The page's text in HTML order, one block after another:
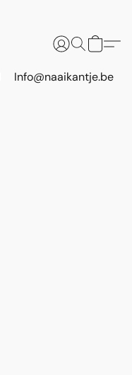
Info@naaikantje.be